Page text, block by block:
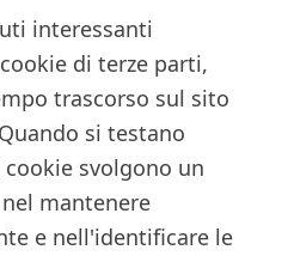
interessanti
di terze parti,
trascorso sul sito
si testano
svolgono un
mantenere
e nell'identificare le